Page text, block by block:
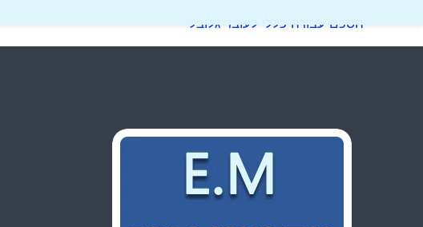
הסכם עבודה כללי לעובד גלובלי